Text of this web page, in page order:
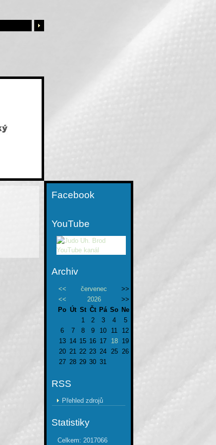
Facebook
YouTube
Archiv
<< červenec
>>
<<
2026
>>
Po Út St Čt Pá So Ne
1
2 3 4
5
6
7 8 9 10 11
12
13 14 15 16 17 18
19
20 21 22 23 24 25 26
27 28 29 30 31
RSS
Přehled zdrojů
Statistiky
Celkem: 2017066